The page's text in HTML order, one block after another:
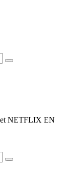
NETFLIX EN